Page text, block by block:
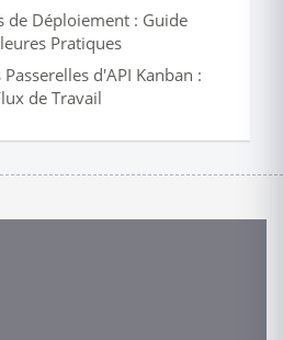
de Déploiement : Guide
Pratiques
d'API Kanban :
de Travail